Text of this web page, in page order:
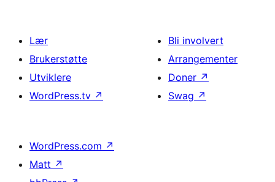
Lær
Brukerstøtte
Utviklere
WordPress.tv ↗
Bli involvert
Arrangementer
Doner ↗
Swag ↗
WordPress.com ↗
Matt ↗